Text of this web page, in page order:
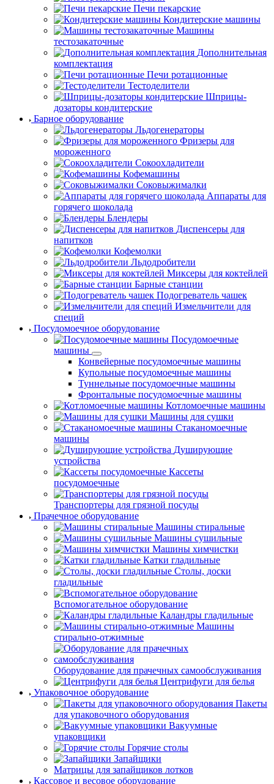
Печи пекарские
Кондитерские машины
Машины
тестозакаточные
Дополнительная
комплектация
Печи ротационные
Тестоделители
Шприцы-
дозаторы кондитерские
Барное оборудование
Льдогенераторы
Фризеры для
мороженного
Сокоохладители
Кофемашины
Соковыжималки
Аппараты для
горячего шоколада
Блендеры
Диспенсеры для
напитков
Кофемолки
Льдодробители
Миксеры для коктейлей
Барные станции
Подогреватель чашек
Измельчители для
специй
Посудомоечное оборудование
Посудомоечные
машины
Конвейерные посудомоечные машины
Купольные посудомоечные машины
Туннельные посудомоечные машины
Фронтальные посудомоечные машины
Котломоечные машины
Машины для сушки
Стаканомоечные
машины
Душирующие
устройства
Кассеты
посудомоечные
Транспортеры для грязной посуды
Прачечное оборудование
Машины стиральные
Машины сушильные
Машины химчистки
Катки гладильные
Столы, доски
гладильные
Вспомогательное оборудование
Каландры гладильные
Машины
стирально-отжимные
Оборудование для прачечных самообслуживания
Центрифуги для белья
Упаковочное оборудование
Пакеты
для упаковочного оборудования
Вакуумные
упаковщики
Горячие столы
Запайщики
Матрицы для запайщиков лотков
Кассовое и весовое оборудование